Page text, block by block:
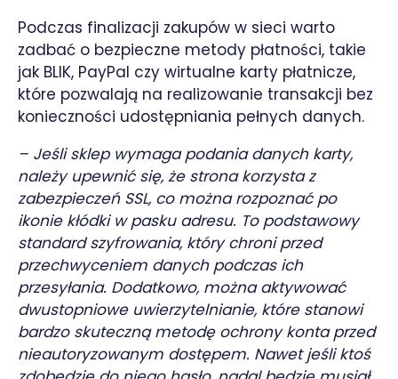
Podczas finalizacji zakupów w sieci warto
zadbać o bezpieczne metody płatności, takie
jak BLIK, PayPal czy wirtualne karty płatnicze,
które pozwalają na realizowanie transakcji bez
konieczności udostępniania pełnych danych.
– Jeśli sklep wymaga podania danych karty,
należy upewnić się, że strona korzysta z
zabezpieczeń SSL, co można rozpoznać po
ikonie kłódki w pasku adresu. To podstawowy
standard szyfrowania, który chroni przed
przechwyceniem danych podczas ich
przesyłania. Dodatkowo, można aktywować
dwustopniowe uwierzytelnianie, które stanowi
bardzo skuteczną metodę ochrony konta przed
nieautoryzowanym dostępem. Nawet jeśli ktoś